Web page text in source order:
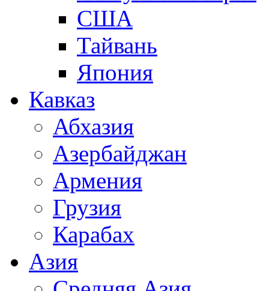
США
Тайвань
Япония
Кавказ
Абхазия
Азербайджан
Армения
Грузия
Карабах
Азия